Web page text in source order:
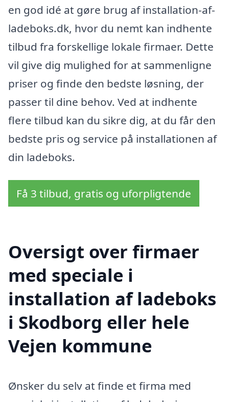
en god idé at gøre brug af installation-af-
ladeboks.dk, hvor du nemt kan indhente
tilbud fra forskellige lokale firmaer. Dette
vil give dig mulighed for at sammenligne
priser og finde den bedste løsning, der
passer til dine behov. Ved at indhente
flere tilbud kan du sikre dig, at du får den
bedste pris og service på installationen af
din ladeboks.
Få 3 tilbud, gratis og uforpligtende
Oversigt over firmaer
med speciale i
installation af ladeboks
i Skodborg eller hele
Vejen kommune
Ønsker du selv at finde et firma med